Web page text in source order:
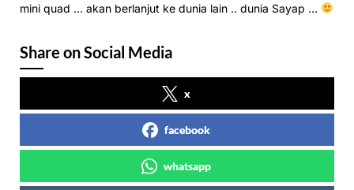
mini quad … akan berlanjut ke dunia lain .. dunia Sayap …
Share on Social Media
x
facebook
whatsapp